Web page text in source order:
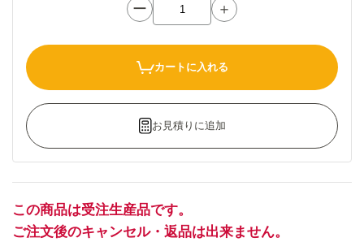
ー ＋
カートに入れる
お見積りに追加
この商品は受注生産品です。
ご注文後のキャンセル・返品は出来ません。